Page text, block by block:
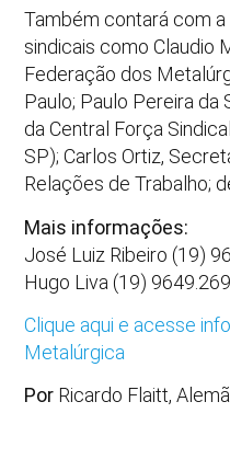
Também contará com
sindicais como Claudio
Federação dos
Paulo; Paulo Pereira da
da Central Força
SP); Carlos Ortiz,
Relações de Trabalho;
Mais informações:
José Luiz Ribeiro (19)
Hugo Liva (19)
Clique aqui e acesse
Metalúrgica
Por Ricardo Flaitt,